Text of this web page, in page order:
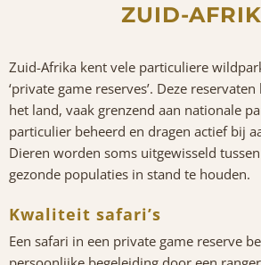
ZUID-
Zuid-Afrika kent vele particuliere
‘private game reserves’. Deze
het land, vaak grenzend aan nationale
particulier beheerd en dragen actief bij
Dieren worden soms uitgewisseld
gezonde populaties in stand te houden.
Kwaliteit safari’s
Een safari in een private game reserve